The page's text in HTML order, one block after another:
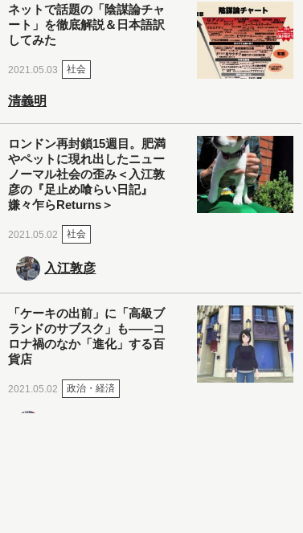
ネットで話題の「陰謀論チャ
ート」を徹底解説＆日本語訳
してみた
2021.05.03 社会
清義明
ロンドン再封鎖15週目。肥満
やペットに現れ出したニュー
ノーマル社会の歪み＜入江敦
彦の『足止め喰らい日記』
嫌々乍らReturns＞
2021.05.02 社会
入江敦彦
「ケーキの出前」に「高級ブ
ランドのサブスク」も――コ
ロナ禍のなか「進化」する百
貨店
2021.05.02 政治・経済